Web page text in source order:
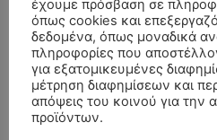
έχουμε πρόσβαση σε
όπως cookies και
δεδομένα, όπως μοναδικά
πληροφορίες που
για εξατομικευμένες
μέτρηση διαφημίσεων και
απόψεις του κοινού για την
προϊόντων.